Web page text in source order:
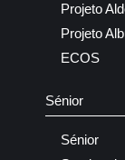
Projeto
Projeto
ECOS
Sénior
Sénior